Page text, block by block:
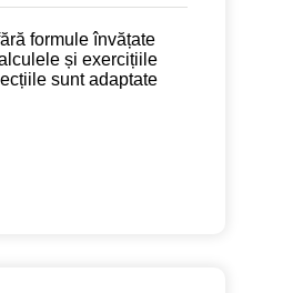
formule învățate
și exercițiile
sunt adaptate